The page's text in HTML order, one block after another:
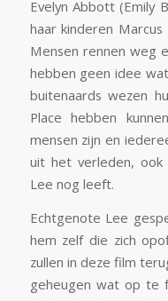
Evelyn Abbott (Emily
haar kinderen
Mensen rennen weg
hebben geen idee
buitenaards wezen
Place hebben
mensen zijn en
uit het verleden,
Lee nog leeft.
Echtgenote Lee
hem zelf die zich
zullen in deze film
geheugen wat op te